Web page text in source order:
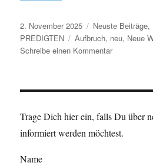
Veröffentlicht
am
2. November 2025 Kategorien
Neuste Beiträge,
PREDIGTEN
Schlagwörter
Aufbruch, neu, Neue
Schreibe einen Kommentarzu
neuen
Trage Dich hier ein, falls Du über
informiert werden möchtest.
Name